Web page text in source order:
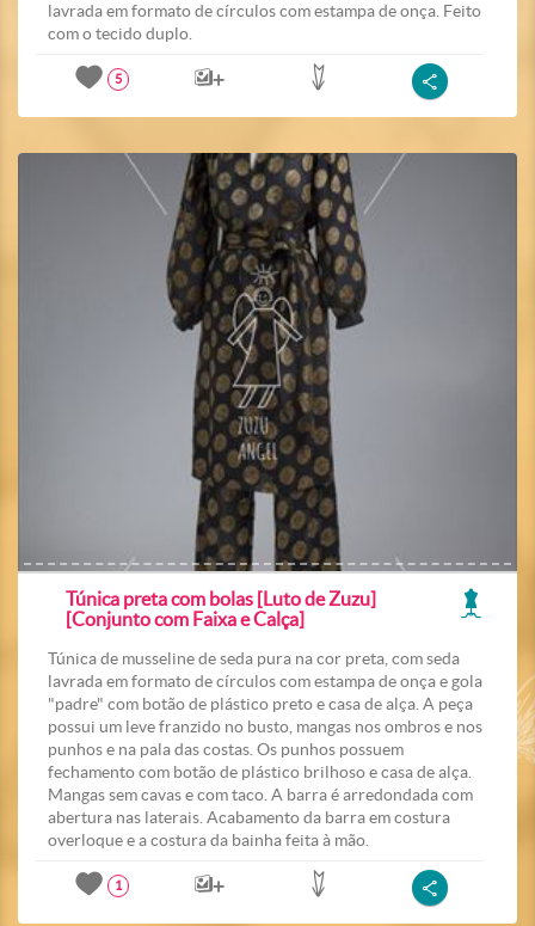
lavrada em formato de círculos com estampa de onça. Feito
com o tecido duplo.
5
Túnica preta com bolas [Luto de Zuzu]
[Conjunto com Faixa e Calça]
Túnica de musseline de seda pura na cor preta, com seda
lavrada em formato de círculos com estampa de onça e gola
"padre" com botão de plástico preto e casa de alça. A peça
possui um leve franzido no busto, mangas nos ombros e nos
punhos e na pala das costas. Os punhos possuem
fechamento com botão de plástico brilhoso e casa de alça.
Mangas sem cavas e com taco. A barra é arredondada com
abertura nas laterais. Acabamento da barra em costura
overloque e a costura da bainha feita à mão.
1